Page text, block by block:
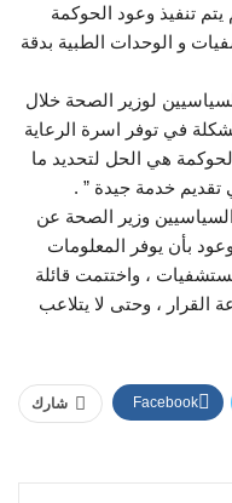
تنفيذ وعود الحوكمة
و الوحدات الطبية بدقة
لوزير الصحة خلال
في توفر اسرة الرعاية
هي الحل لتحديد ما
تقديم خدمة جيدة ” .
وزير الصحة عن
بأن يوفر المعلومات
، واختتمت قائلة
القرار ، وحتى لا يتلاعب
شارك Facebook